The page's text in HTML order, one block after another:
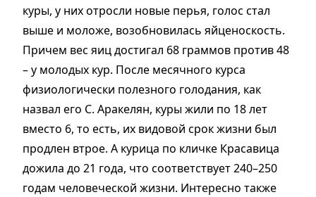
куры, у них отросли новые перья, голос стал
выше и моложе, возобновилась яйценоскость.
Причем вес яиц достигал 68 граммов против 48
– у молодых кур. После месячного курса
физиологически полезного голодания, как
назвал его С. Аракелян, куры жили по 18 лет
вместо 6, то есть, их видовой срок жизни был
продлен втрое. А курица по кличке Красавица
дожила до 21 года, что соответствует 240–250
годам человеческой жизни. Интересно также